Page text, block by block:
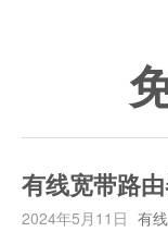
有线宽带路
2024年5月11日 有